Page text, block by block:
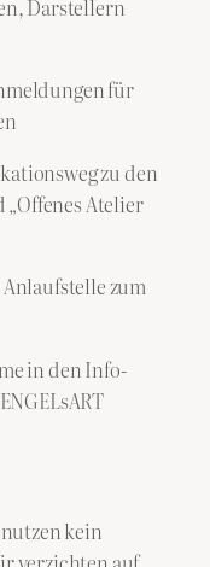
Darstellern
für
zu den
„Offenes Atelier
zum
in den Info-
kein